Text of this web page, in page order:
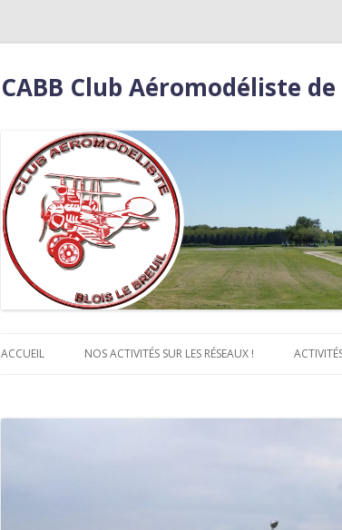
CABB Club Aéromodéliste
ACCUEIL NOS ACTIVITÉS SUR LES RÉSEAUX !